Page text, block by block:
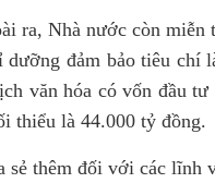
ra, Nhà nước còn miễn
dưỡng đảm bảo tiêu chí
văn hóa có vốn đầu
thiểu là 44.000 tỷ đồng.
sẻ thêm đối với các lĩnh